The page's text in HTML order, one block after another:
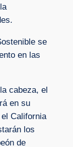
se
en las
cabeza, el
en su
California
los
de